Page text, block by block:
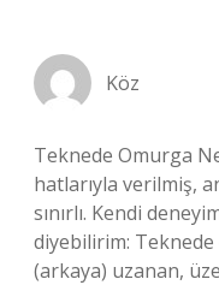
Köz
Teknede Omurga
hatlarıyla verilmiş,
sınırlı. Kendi
diyebilirim:
(arkaya) uzanan,